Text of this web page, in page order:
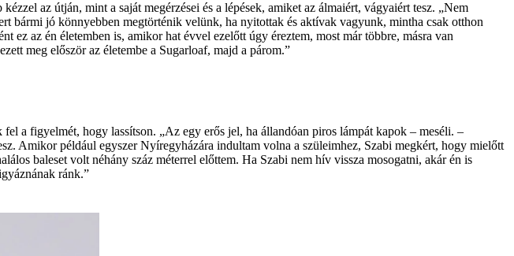
az útján, mint a saját megérzései és a lépések, amiket az álmaiért, vágyaiért tesz. „Nem
jó könnyebben megtörténik velünk, ha nyitottak és aktívak vagyunk, mintha csak otthon
az én életemben is, amikor hat évvel ezelőtt úgy éreztem, most már többre, másra van
meg először az életembe a Sugarloaf, majd a párom.”
a figyelmét, hogy lassítson. „Az egy erős jel, ha állandóan piros lámpát kapok – meséli. –
Amikor például egyszer Nyíregyházára indultam volna a szüleimhez, Szabi megkért, hogy mielőtt
baleset volt néhány száz méterrel előttem. Ha Szabi nem hív vissza mosogatni, akár én is
ránk.”